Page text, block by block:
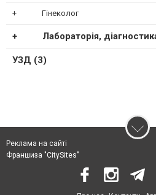
Гінеколог
Лабораторія,
УЗД (3)
Реклама на сайті
Франшиза "CitySites"